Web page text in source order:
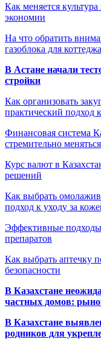
Как меняется
экономии
На что обратить
газоблока для коттеджа
В Астане начали
стройки
Как организовать
практический подход
Финансовая система
стремительно меняться
Курс валют в
решений
Как выбрать
подход к уходу за
Эффективные
препаратов
Как выбрать аптечку
безопасности
В Казахстане
частных домов:
В Казахстане
родников для